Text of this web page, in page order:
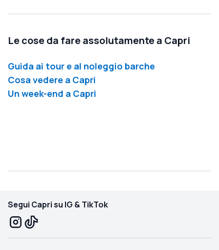
Le cose da fare assolutamente a Capri
Guida ai tour e al noleggio barche
Cosa vedere a Capri
Un week-end a Capri
Segui Capri su IG & TikTok